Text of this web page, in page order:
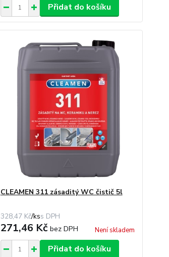
Přidat do košíku
CLEAMEN 311 zásaditý WC čistič 5l
328,47 Kč/ks
271,46 Kč bez DPH Není skladem
Přidat do košíku